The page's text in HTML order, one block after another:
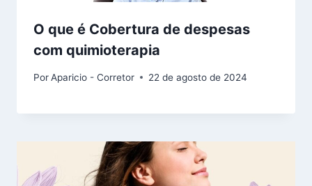
O que é Cobertura de despesas
com quimioterapia
PorAparicio - Corretor 22 de agosto de 2024